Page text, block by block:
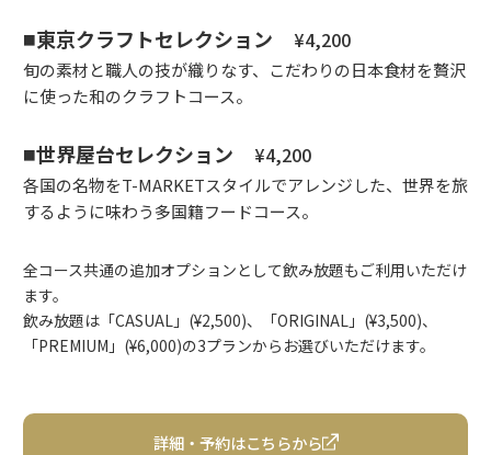
東京クラフトセレクション ¥4,200
旬の素材と職人の技が織りなす、こだわりの日本食材を贅沢
に使った和のクラフトコース。
世界屋台セレクション ¥4,200
各国の名物をT-MARKETスタイルでアレンジした、世界を旅
するように味わう多国籍フードコース。
全コース共通の追加オプションとして飲み放題もご利用いただけ
ます。
飲み放題は「CASUAL」(¥2,500)、「ORIGINAL」(¥3,500)、
「PREMIUM」(¥6,000)の3プランからお選びいただけます。
詳細・予約はこちらから